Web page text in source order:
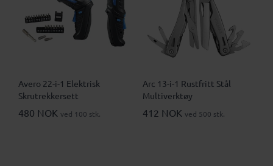
Avero 22-i-1 Elektrisk
Skrutrekkersett
480 NOK ved 100 stk.
Arc 13-i-1 Rustfritt Stål
Multiverktøy
412 NOK ved 500 stk.